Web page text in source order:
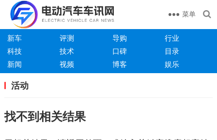
菜单
新车 评测 导购
行业
科技
技术 口碑
目录
新闻
视频 博客 娱乐
活动
找不到相关结果